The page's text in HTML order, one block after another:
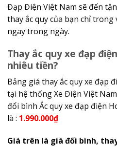
Đạp Điện Việt Nam sẽ đến
thay ắc quy của bạn chỉ
ngay trong ngày.
Thay ắc quy xe đạp
nhiêu tiền?
Bảng giá thay ắc quy xe đạp
tại hệ thống Xe Điện Việt
đổi bình Ắc quy xe đạp điện
là : 1.990.000₫
Giá trên là giá đổi bình,